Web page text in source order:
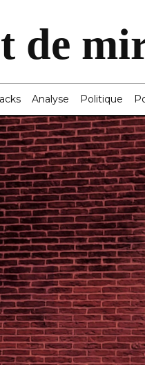
de
Analyse Politique